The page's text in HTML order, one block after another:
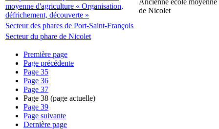
moyenne d'agriculture « Organisation,
défrichement, découverte »
Ancienne école
de Nicolet
Secteur des phares de Port-Saint-François
Secteur du phare de Nicolet
Première page
Page précédente
Page 35
Page 36
Page 37
Page 38 (page actuelle)
Page 39
Page suivante
Dernière page